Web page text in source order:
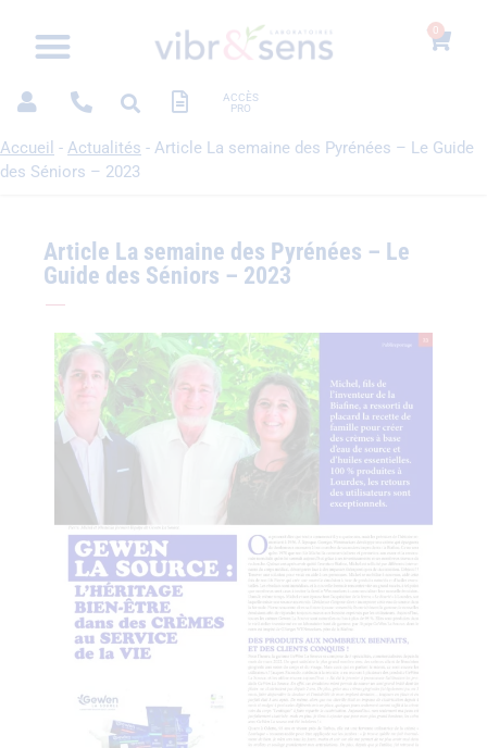
ACCÈS
PRO
0
Accueil - Actualités - Article La semaine des Pyrénées – Le Guide
des Séniors – 2023
Article La semaine des Pyrénées – Le
Guide des Séniors – 2023